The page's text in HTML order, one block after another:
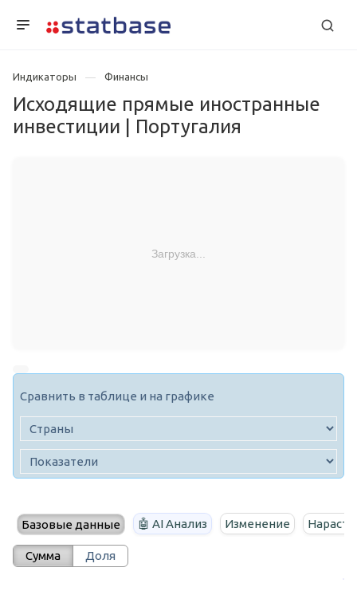
Индикаторы Финансы
Исходящие прямые иностранные
инвестиции | Португалия
Загрузка...
Сравнить в таблице и на графике
Базовые данные 🤖 AI Анализ Изменение
Сумма Доля